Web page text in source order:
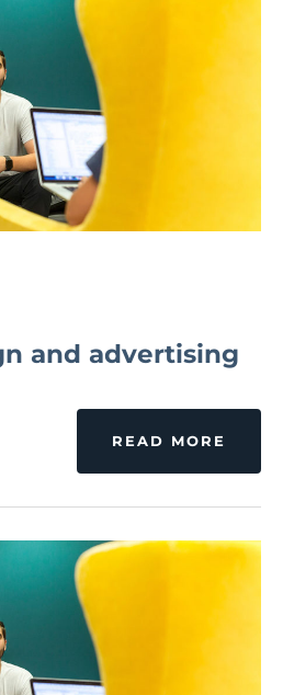
and advertising
READ MORE